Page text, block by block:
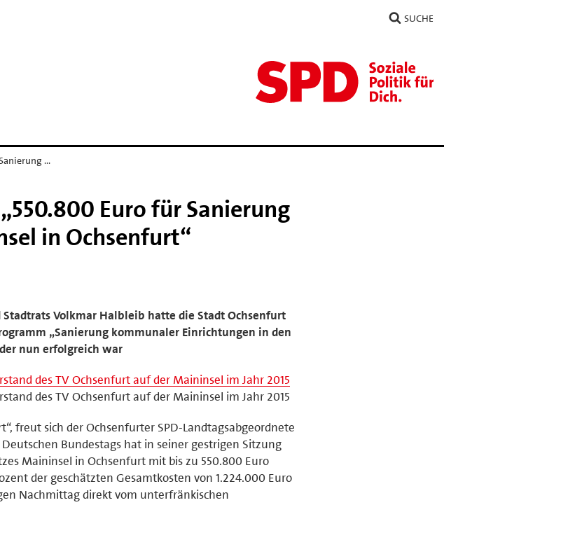
SUCHE
…
Euro für Sanierung
in Ochsenfurt“
Volkmar Halbleib hatte die Stadt Ochsenfurt
„Sanierung kommunaler Einrichtungen in den
nun erfolgreich war
des TV Ochsenfurt auf der Maininsel im Jahr 2015
des TV Ochsenfurt auf der Maininsel im Jahr 2015
freut sich der Ochsenfurter SPD-Landtagsabgeordnete
Bundestags hat in seiner gestrigen Sitzung
Maininsel in Ochsenfurt mit bis zu 550.800 Euro
der geschätzten Gesamtkosten von 1.224.000 Euro
Nachmittag direkt vom unterfränkischen